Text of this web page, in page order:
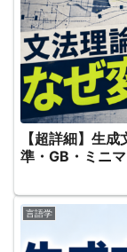
【超詳細】生
準・GB・ミニ
言語学